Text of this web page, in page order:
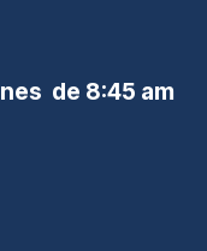
de 8:45 am